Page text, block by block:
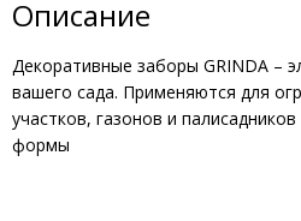
Описание
Декоративные заборы GRINDA –
вашего сада. Применяются для
участков, газонов и
формы